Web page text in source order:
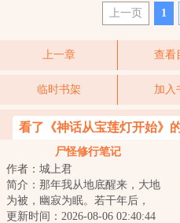
上一页 1
上一章 查看
临时书架 加入
看了《神话从宝莲灯开始》
尸怪修行笔记
作者：城上君
简介：那年我从地底醒来，大地
为被，幽寂为眠。若干年后，
……山间群妖来相会，独坐楼台
更新时间：2026-08-06 02:40:44